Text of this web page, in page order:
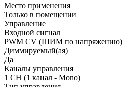
Место применения
Только в помещении
Управление
Входной сигнал
PWM СV (ШИМ по напряжению)
Диммируемый(ая)
Да
Каналы управления
1 CH (1 канал - Mono)